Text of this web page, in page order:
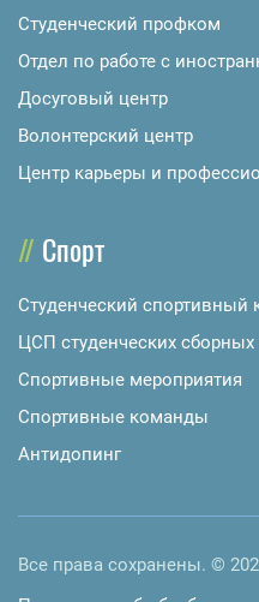
Студенческий профком
Отдел по работе с
Досуговый центр
Волонтерский центр
Центр карьеры и
Спорт
Студенческий спортивный
ЦСП студенческих
Спортивные мероприятия
Спортивные команды
Антидопинг
Все права сохранены. ©